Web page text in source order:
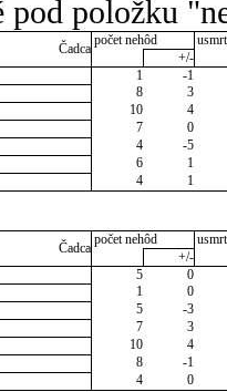
pod položku
Čadca
počet nehôd
+/-
1
-1
8
3
10
4
7
0
4
-5
6
1
4 1
Čadca
počet nehôd
+/-
5
0
1
0
5
-3
7
3
10
4
8
-1
4 0